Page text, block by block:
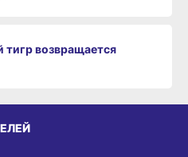
тигр возвращается